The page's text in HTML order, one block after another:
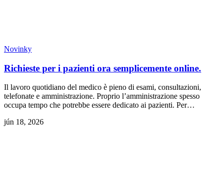
Novinky
Richieste per i pazienti ora semplicemente online.
Il lavoro quotidiano del medico è pieno di esami, consultazioni,
telefonate e amministrazione. Proprio l’amministrazione spesso
occupa tempo che potrebbe essere dedicato ai pazienti. Per…
jún 18, 2026